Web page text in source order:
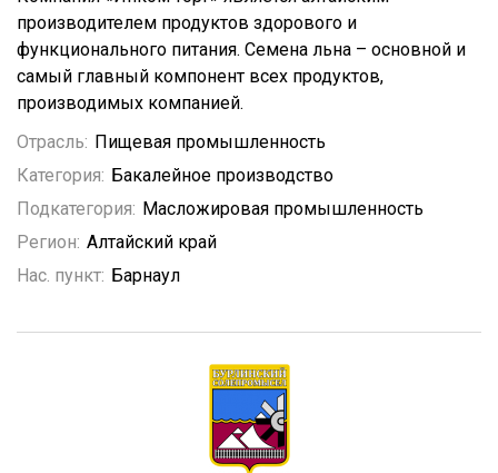
производителем продуктов здорового и
функционального питания. Семена льна – основной и
самый главный компонент всех продуктов,
производимых компанией.
Отрасль: Пищевая промышленность
Категория: Бакалейное производство
Подкатегория: Масложировая промышленность
Регион: Алтайский край
Нас. пункт: Барнаул